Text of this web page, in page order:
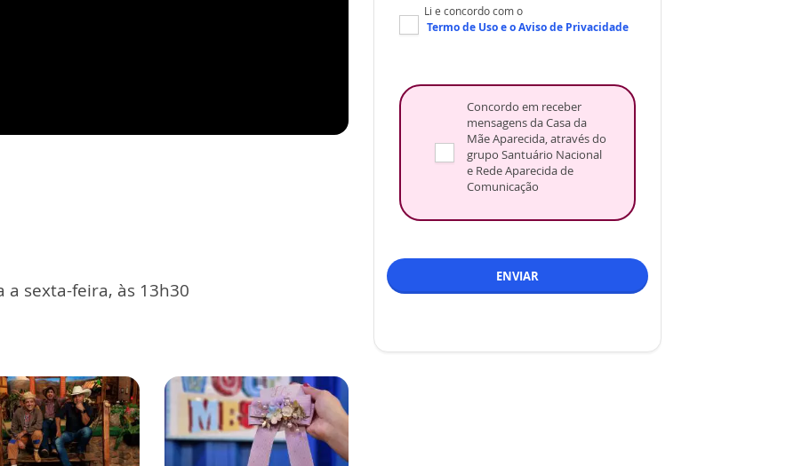
a sexta-feira, às 13h30
Li e concordo com o
Termo de Usoe oAviso de Privacidade
Concordo em receber
mensagens da Casa da
Mãe Aparecida, através do
grupo Santuário Nacional
e Rede Aparecida de
Comunicação
ENVIAR